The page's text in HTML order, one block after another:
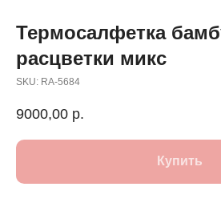
Термосалфетка
расцветки микс
SKU: RA-5684
9000,00 р.
Купить